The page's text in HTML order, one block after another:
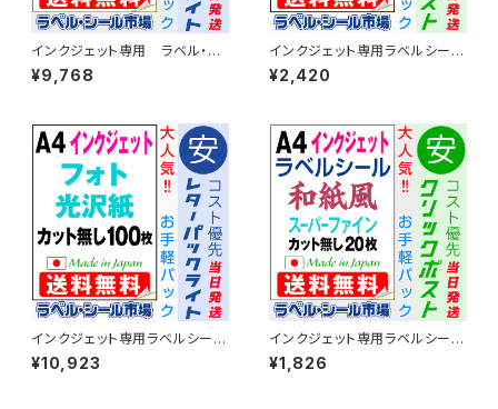
インクジェット専用 ラベル・シ
ール A4カット無し コート
紙 100枚 T1Y1iA-LP10
¥9,768
インクジェット専用ラベルシール
フォト光沢紙A4-カット無し 20
枚 T1Y1iC-CP2【日本製】
¥2,420
インクジェット専用ラベルシール
フォト光沢紙A4-カット無し 100
枚 T1Y1iC-LP1【日本製】
¥10,923
インクジェット専用ラベルシール
和紙 A4-カット無し 20枚 スー
パーファイン T1Y1iB-CP2【日
¥1,826